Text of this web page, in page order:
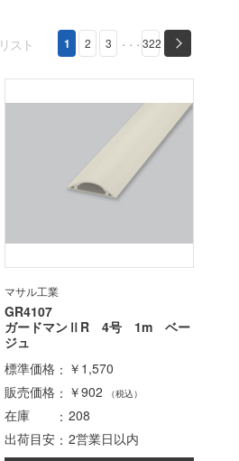
リスト 1 2 3 ・・・ 322
マサル工業
GR4107
ガードマンⅡR 4号 1m ベー
ジュ
標準価格
￥1,570
販売価格
￥902 （税込）
在庫
208
出荷目安
2営業日以内